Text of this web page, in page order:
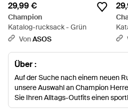
29,99 €
Champion
Katalog-rucksack - Grün
VonASOS
Über :
Auf der Suche nach einem neuen
unsere Auswahl an Champion
Sie Ihren Alltags-Outfits einen